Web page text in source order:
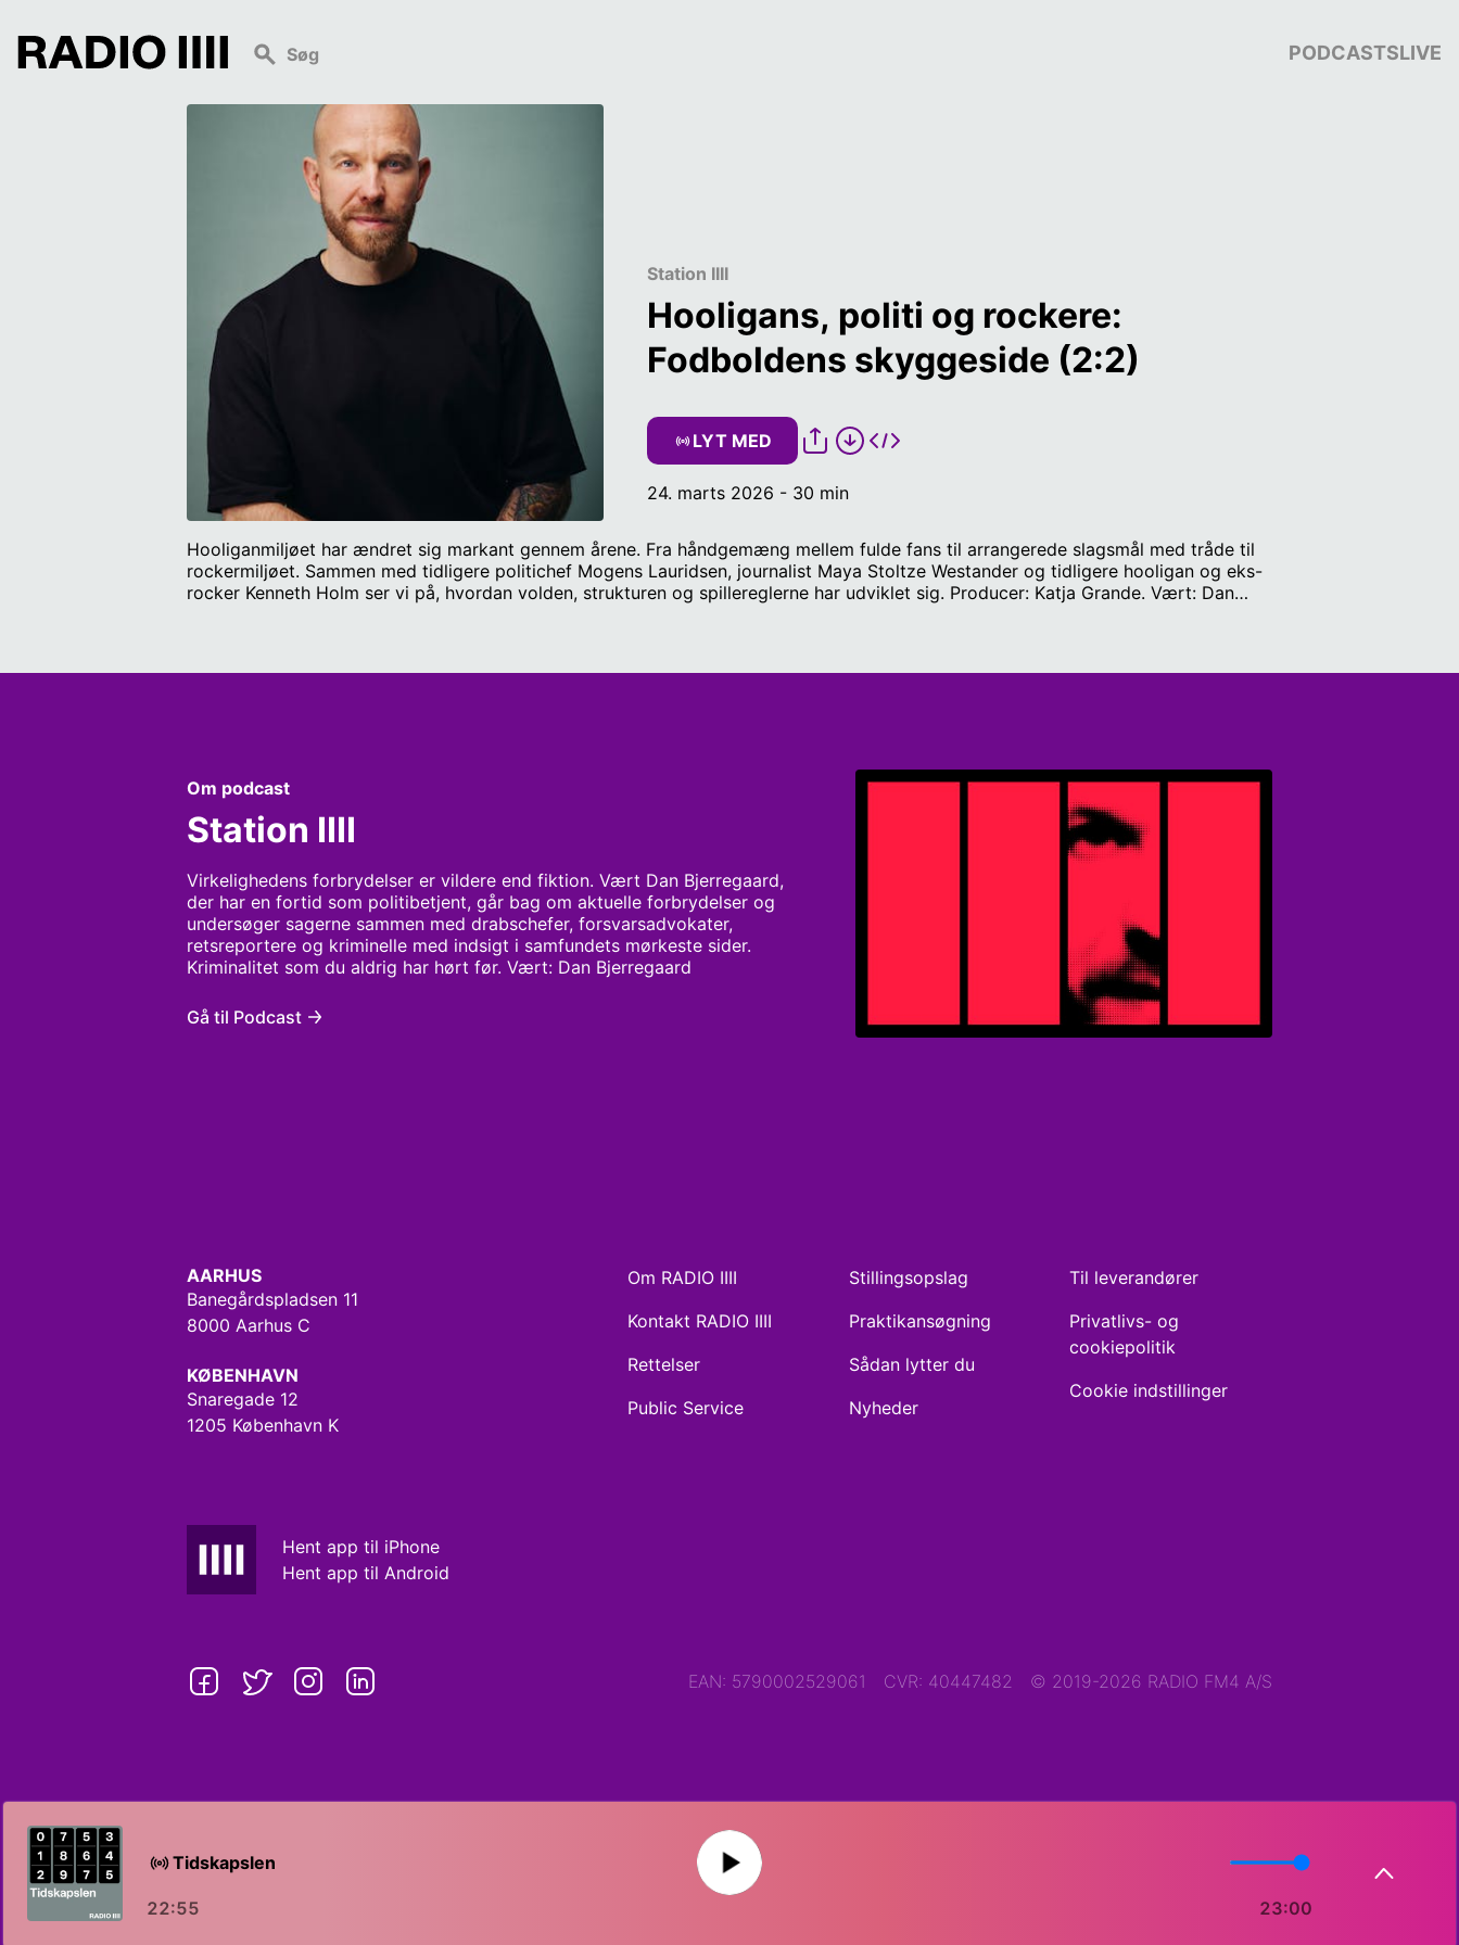
PODCASTSLIVE
Station IIII
Hooligans, politi og rockere:
Fodboldens skyggeside (2:2)
LYT MED
24. marts 2026 - 30 min
Hooliganmiljøet har ændret sig markant gennem årene. Fra håndgemæng mellem fulde fans til arrangerede slagsmål med tråde til
rockermiljøet. Sammen med tidligere politichef Mogens Lauridsen, journalist Maya Stoltze Westander og tidligere hooligan og eks-
rocker Kenneth Holm ser vi på, hvordan volden, strukturen og spillereglerne har udviklet sig. Producer: Katja Grande. Vært: Dan
Om podcast
Station IIII
Virkelighedens forbrydelser er vildere end fiktion. Vært Dan Bjerregaard,
der har en fortid som politibetjent, går bag om aktuelle forbrydelser og
undersøger sagerne sammen med drabschefer, forsvarsadvokater,
retsreportere og kriminelle med indsigt i samfundets mørkeste sider.
Kriminalitet som du aldrig har hørt før. Vært: Dan Bjerregaard
Gå til Podcast
AARHUS
Banegårdspladsen 11
8000 Aarhus C
KØBENHAVN
Snaregade 12
1205 København K
Hent app til iPhone
Hent app til Android
Om RADIO IIII
Kontakt RADIO IIII
Rettelser
Public Service
Stillingsopslag
Praktikansøgning
Sådan lytter du
Nyheder
Til leverandører
Privatlivs- og
cookiepolitik
Cookie indstillinger
EAN: 5790002529061 CVR: 40447482 © 2019-2026 RADIO FM4 A/S
Tidskapslen
22:55 23:00